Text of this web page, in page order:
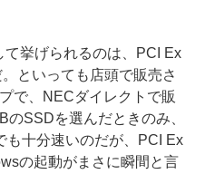
挙げられるのは、PCI Ex
といっても店頭で販売さ
で、NECダイレクトで販
SSDを選んだときのみ、
も十分速いのだが、PCI Ex
の起動がまさに瞬間と言